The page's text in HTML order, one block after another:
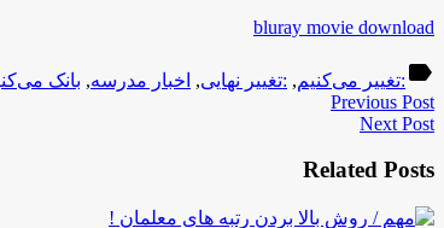
bluray movie download
label :تغییر می‌کنیم, :تغییر نهایی, اخبار مدرسه, بانک
Previous Post
Next Post
Related Posts